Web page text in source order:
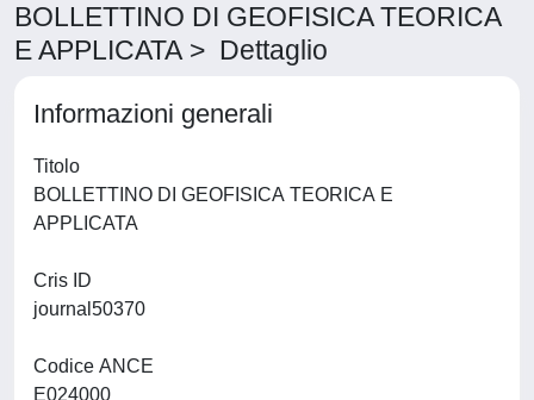
BOLLETTINO DI GEOFISICA TEORICA
E APPLICATA > Dettaglio
Informazioni generali
Titolo
BOLLETTINO DI GEOFISICA TEORICA E
Cris ID
Codice ANCE